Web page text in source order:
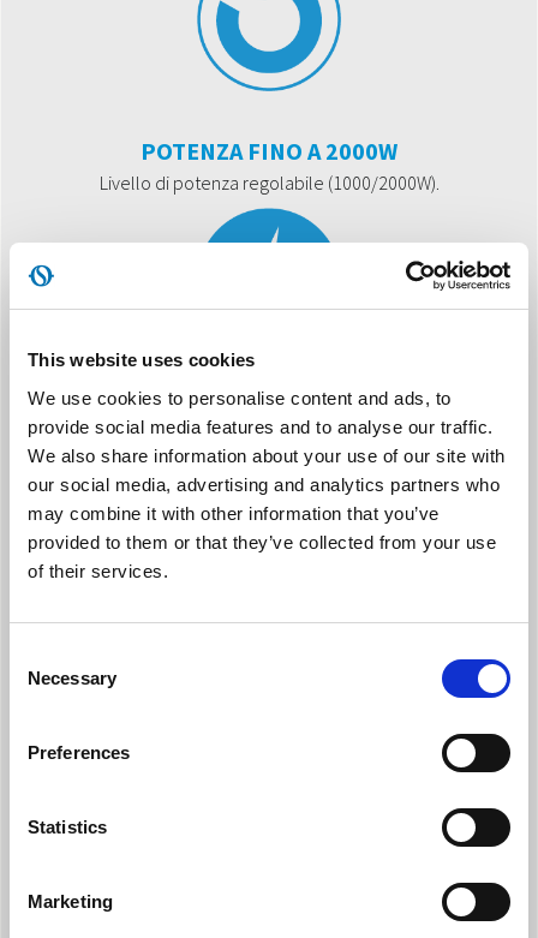
This website uses cookies
We use cookies to personalise content and ads, to
provide social media features and to analyse our traffic.
We also share information about your use of our site with
our social media, advertising and analytics partners who
may combine it with other information that you’ve
provided to them or that they’ve collected from your use
of their services.
Selection
Necessary
Preferences
Statistics
Marketing
POTENZA FINO A 2000W
Livello di potenza regolabile (1000/2000W).
SECURE SYSTEM
Protezione IP21 contro il gocciolamento verticale e
spegnimento automatico in caso di ribaltamento.
Sola ventilazione e due livelli di potenza, per un comfort